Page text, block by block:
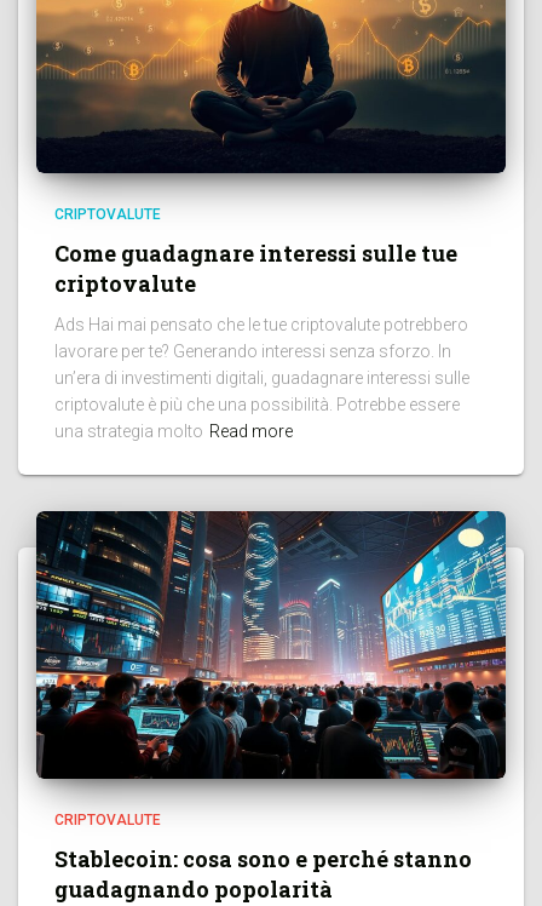
CRIPTOVALUTE
Come guadagnare interessi sulle tue
criptovalute
Ads Hai mai pensato che le tue criptovalute potrebbero
lavorare per te? Generando interessi senza sforzo. In
un’era di investimenti digitali, guadagnare interessi sulle
criptovalute è più che una possibilità. Potrebbe essere
una strategia molto Read more
CRIPTOVALUTE
Stablecoin: cosa sono e perché stanno
guadagnando popolarità